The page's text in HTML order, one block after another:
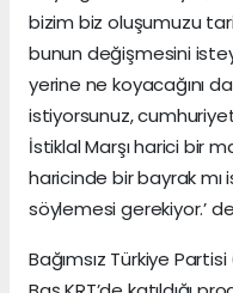
bizim biz oluşumuzu
bunun değişmesini
yerine ne koyacağını
istiyorsunuz,
İstiklal Marşı harici bir
haricinde bir bayrak mı
söylemesi gerekiyor.’
Bağımsız Türkiye